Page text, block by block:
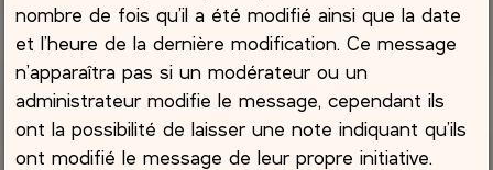
nombre de fois qu’il a été modifié ainsi que la date
et l’heure de la dernière modification. Ce message
n’apparaîtra pas si un modérateur ou un
administrateur modifie le message, cependant ils
ont la possibilité de laisser une note indiquant qu’ils
ont modifié le message de leur propre initiative.